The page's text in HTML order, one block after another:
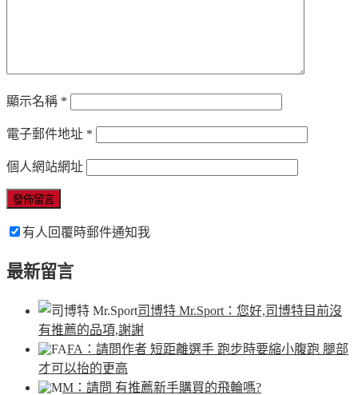
顯示名稱 *
電子郵件地址 *
個人網站網址
有人回覆時郵件通知我
最新留言
司博特 Mr.Sport ：您好,司博特目前沒
有推薦的品項,謝謝
FA ：請問作者 短距離選手 跑步時要縮小腹跑 腿部
才可以抬的更高
M ：請問 有推薦新手購買的飛輪嗎?